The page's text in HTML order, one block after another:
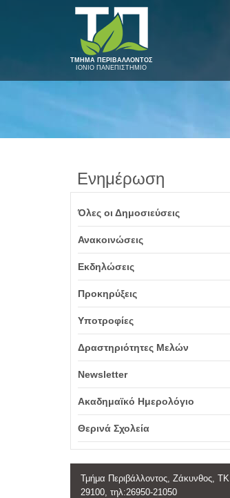
ΤΜΗΜΑ ΠΕΡΙΒΑΛΛΟΝΤΟΣ
ΙΟΝΙΟ ΠΑΝΕΠΙΣΤΗΜΙΟ
Ενημέρωση
Όλες οι Δημοσιεύσεις
Ανακοινώσεις
Εκδηλώσεις
Προκηρύξεις
Υποτροφίες
Δραστηριότητες Μελών
Newsletter
Ακαδημαϊκό Ημερολόγιο
Θερινά Σχολεία
Τμήμα Περιβάλλοντος, Ζάκυνθος, ΤΚ
29100, τηλ:26950-21050